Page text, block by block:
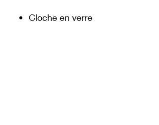
Cloche en verre